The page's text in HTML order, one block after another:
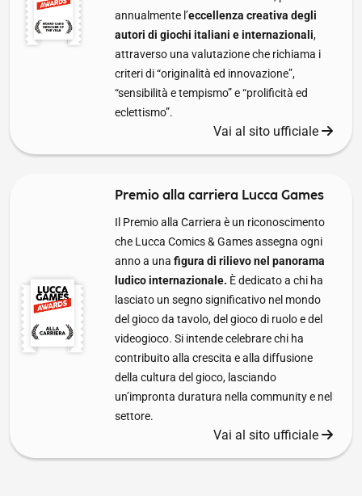
annualmente l’eccellenza creativa degli
autori di giochi italiani e internazionali,
attraverso una valutazione che richiama i
criteri di “originalità ed innovazione”,
“sensibilità e tempismo” e “prolificità ed
eclettismo”.
Vai al sito ufficiale
Premio alla carriera Lucca Games
Il Premio alla Carriera è un riconoscimento
che Lucca Comics & Games assegna ogni
anno a una figura di rilievo nel panorama
ludico internazionale. È dedicato a chi ha
lasciato un segno significativo nel mondo
del gioco da tavolo, del gioco di ruolo e del
videogioco. Si intende celebrare chi ha
contribuito alla crescita e alla diffusione
della cultura del gioco, lasciando
un’impronta duratura nella community e nel
settore.
Vai al sito ufficiale